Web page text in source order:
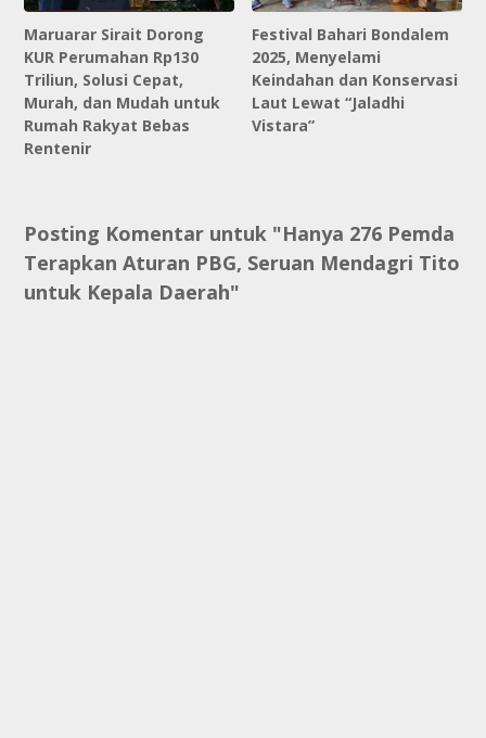
Maruarar Sirait Dorong
KUR Perumahan Rp130
Triliun, Solusi Cepat,
Murah, dan Mudah untuk
Rumah Rakyat Bebas
Rentenir
Festival Bahari Bondalem
2025, Menyelami
Keindahan dan Konservasi
Laut Lewat “Jaladhi
Vistara”
Posting Komentar untuk "Hanya 276 Pemda
Terapkan Aturan PBG, Seruan Mendagri Tito
untuk Kepala Daerah"